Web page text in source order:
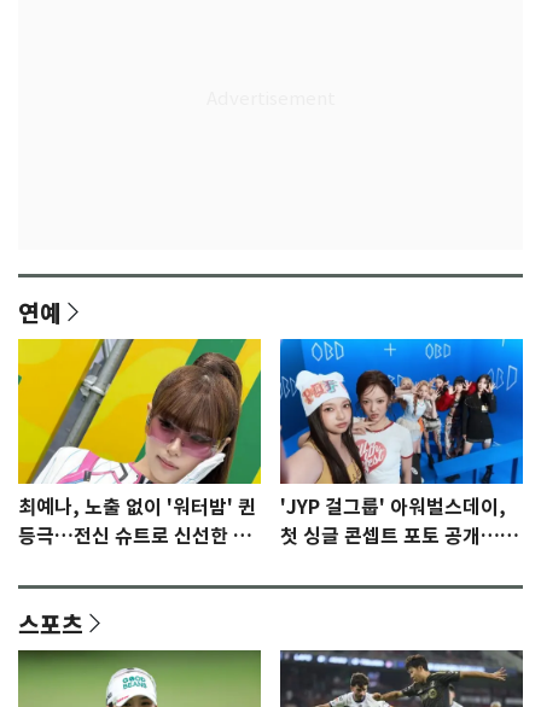
연예
최예나, 노출 없이 '워터밤' 퀸
등극…전신 슈트로 신선한 충
'JYP 걸그룹' 아워벌스데이,
첫 싱글 콘셉트 포토 공개…청
스포츠